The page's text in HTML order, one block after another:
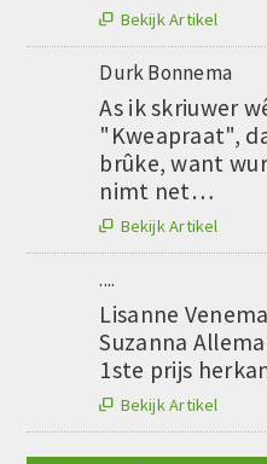
 Bekijk Artikel
Durk Bonnema
As ik skriuwer
"Kweapraat",
brûke, want
nimt net…
 Bekijk Artikel
....
Lisanne
Suzanna
1ste prijs
 Bekijk Artikel